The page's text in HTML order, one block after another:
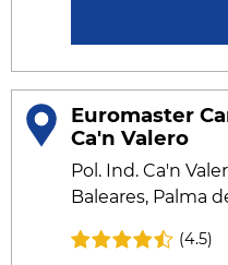
Euromaster
Ca'n Valero
Pol. Ind. Ca'n
Baleares, Palma
(4.5)